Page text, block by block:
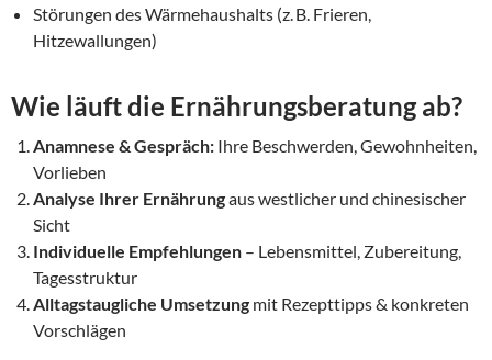
Störungen des Wärmehaushalts (z. B. Frieren,
Hitzewallungen)
Wie läuft die Ernährungsberatung ab?
Anamnese & Gespräch: Ihre Beschwerden, Gewohnheiten,
Vorlieben
Analyse Ihrer Ernährungaus westlicher und chinesischer
Sicht
Individuelle Empfehlungen – Lebensmittel, Zubereitung,
Tagesstruktur
Alltagstaugliche Umsetzung mit Rezepttipps & konkreten
Vorschlägen